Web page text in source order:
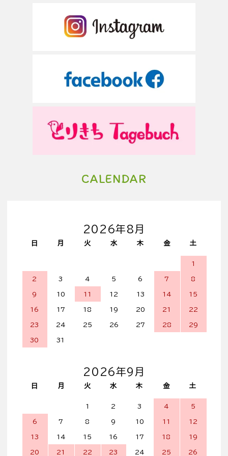
CALENDAR
2026年8月
日 月 火 水 木 金 土
1
2 3 4 5 6 7 8
9 10 11 12 13 14 15
16 17 18 19 20 21 22
23 24 25 26 27 28 29
30 31
2026年9月
日 月 火 水 木 金 土
1 2 3 4 5
6 7 8 9 10 11 12
13 14 15 16 17 18 19
20 21 22 23 24 25 26